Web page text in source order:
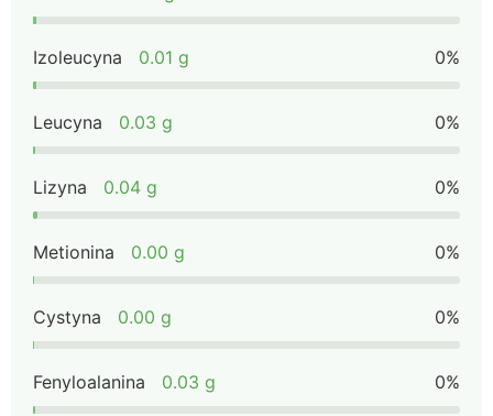
Izoleucyna 0.01 g 0%
Leucyna 0.03 g 0%
Lizyna 0.04 g 0%
Metionina 0.00 g 0%
Cystyna 0.00 g 0%
Fenyloalanina 0.03 g 0%